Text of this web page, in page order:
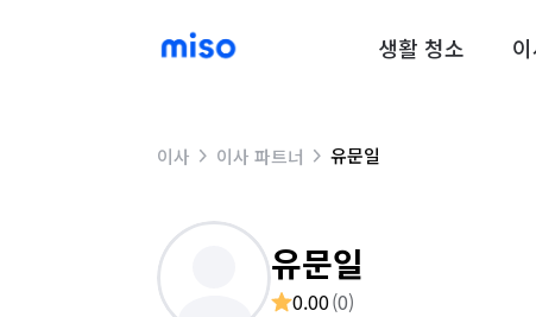
생활 청소
이사 이사 파트너 유문일
유문일
0.00(0)